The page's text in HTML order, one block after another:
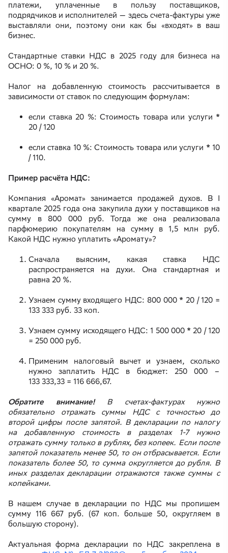
платежи, уплаченные в пользу поставщиков,
подрядчиков и исполнителей — здесь счета-фактуры уже
выставляли они, поэтому они как бы «входят» в ваш
бизнес.
Стандартные ставки НДС в 2025 году для бизнеса на
ОСНО: 0 %, 10 % и 20 %.
Налог на добавленную стоимость рассчитывается в
зависимости от ставок по следующим формулам:
если ставка 20 %: Стоимость товара или услуги *
20 / 120
если ставка 10 %: Стоимость товара или услуги * 10
/ 110.
Пример расчёта НДС:
Компания «Аромат» занимается продажей духов. В I
квартале 2025 года она закупила духи у поставщиков на
сумму в 800 000 руб. Тогда же она реализовала
парфюмерию покупателям на сумму в 1,5 млн руб.
Какой НДС нужно уплатить «Аромату»?
Сначала выясним, какая ставка НДС
распространяется на духи. Она стандартная и
равна 20 %.
Узнаем сумму входящего НДС: 800 000 * 20 / 120 =
133 333 руб. 33 коп.
Узнаем сумму исходящего НДС: 1 500 000 * 20 / 120
= 250 000 руб.
Применим налоговый вычет и узнаем, сколько
нужно заплатить НДС в бюджет: 250 000 –
133 333,33 = 116 666,67.
Обратите внимание!В счетах-фактурах нужно
обязательно отражать суммы НДС с точностью до
второй цифры после запятой. В декларации по налогу
на добавленную стоимость в разделах 1-7 нужно
отражать сумму только в рублях, без копеек. Если после
запятой показатель менее 50, то он отбрасывается. Если
показатель более 50, то сумма округляется до рубля. В
иных разделах декларации отражаются также суммы с
копейками.
В нашем случае в декларации по НДС мы пропишем
сумму 116 667 руб. (67 коп. больше 50, округляем в
большую сторону).
Актуальная форма декларации по НДС закреплена в